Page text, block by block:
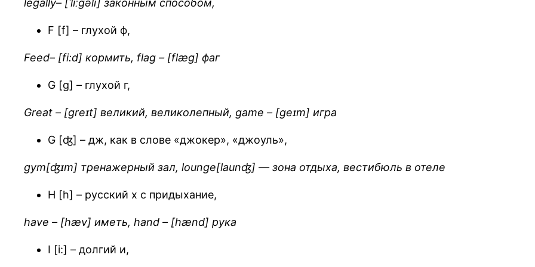
legally– [ˈliːɡəli] законным способом,
F [f] – глухой ф,
Feed– [fi:d] кормить, flag – [flæg] фаг
G [g] – глухой г,
Great – [greɪt] великий, великолепный, game – [geɪm] игра
G [ʤ] – дж, как в слове «джокер», «джоуль»,
gym[ʤɪm] тренажерный зал, lounge[launʤ] — зона отдыха, вестибюль в отеле
H [h] – русский х с придыхание,
have – [hæv] иметь, hand – [hænd] рука
I [i:] – долгий и,